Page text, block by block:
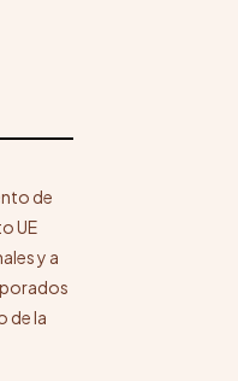
de
UE
y a
de la